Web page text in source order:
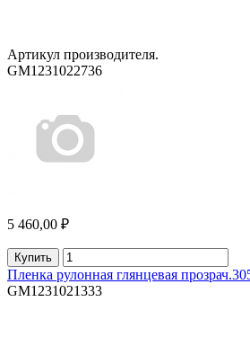
Артикул производителя.
GM1231022736
5 460,00 ₽
Купить
Пленка рулонная глянцевая
GM1231021333